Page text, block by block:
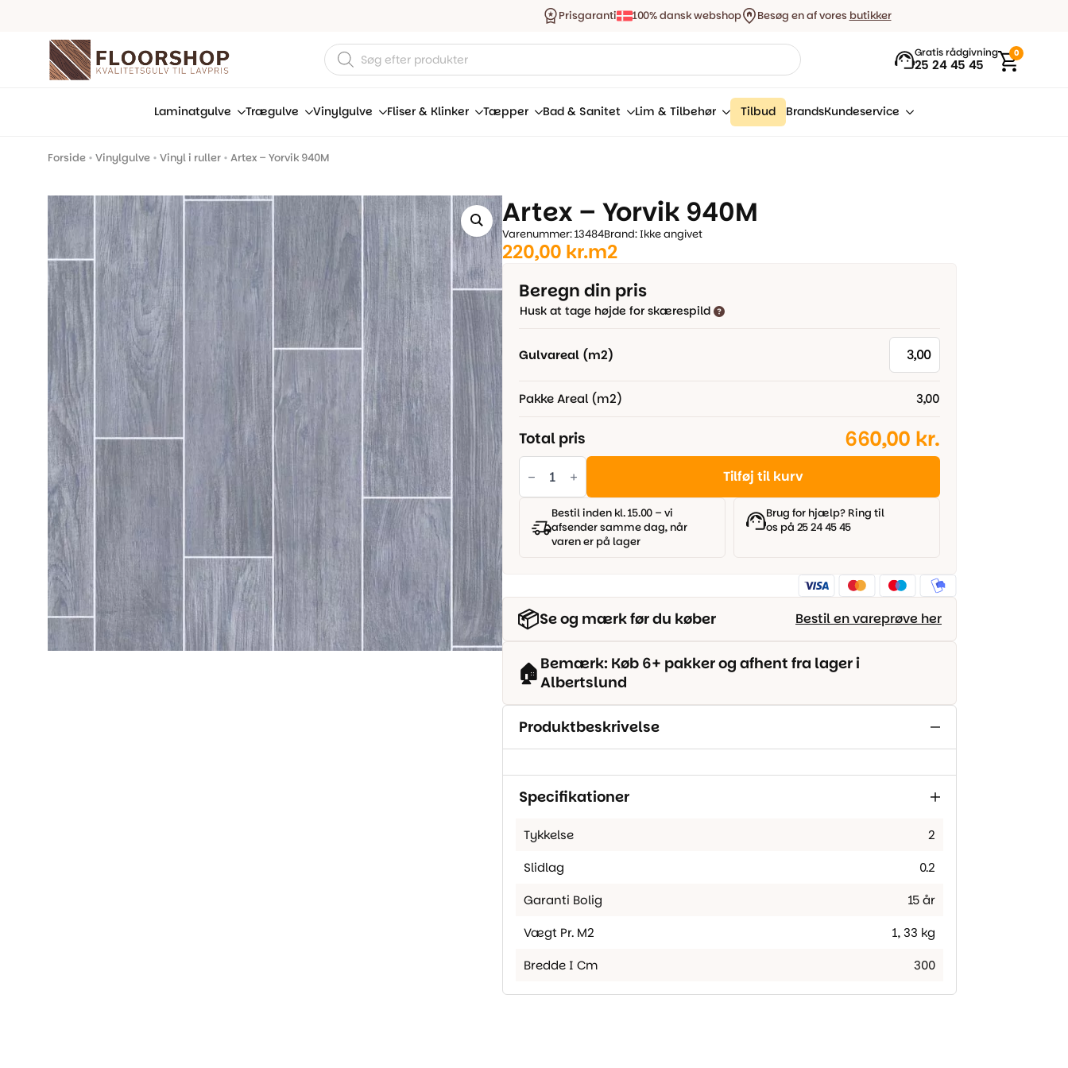
Prisgaranti 100% dansk webshop Besøg en af vores butikker
Products
search
Gratis rådgivning
25 24 45 45
0
Laminatgulve Trægulve Vinylgulve Fliser & Klinker Tæpper Bad & Sanitet Lim & Tilbehør Tilbud BrandsKundeservice
Forside • Vinylgulve • Vinyl i ruller • Artex – Yorvik 940M
Artex – Yorvik 940M
Varenummer: 13484Brand: Ikke angivet
220,00 kr.m2
Beregn din pris
Husk at tage højde for skærespild
Gulvareal (m2)
Pakke Areal (m2) 3,00
Total pris 660,00 kr.
Artex
Yorvik
940M
Tilføj til kurv
Bestil inden kl. 15.00 – vi
afsender samme dag, når
varen er på lager
Brug for hjælp? Ring til
os på 25 24 45 45
📦Se og mærk før du køber Bestil en vareprøve her
🏠 Bemærk: Køb 6+ pakker og afhent fra lager i
Albertslund
Produktbeskrivelse
Specifikationer
Tykkelse 2
Slidlag 0.2
Garanti Bolig 15 år
Vægt Pr. M2 1, 33 kg
Bredde I Cm 300